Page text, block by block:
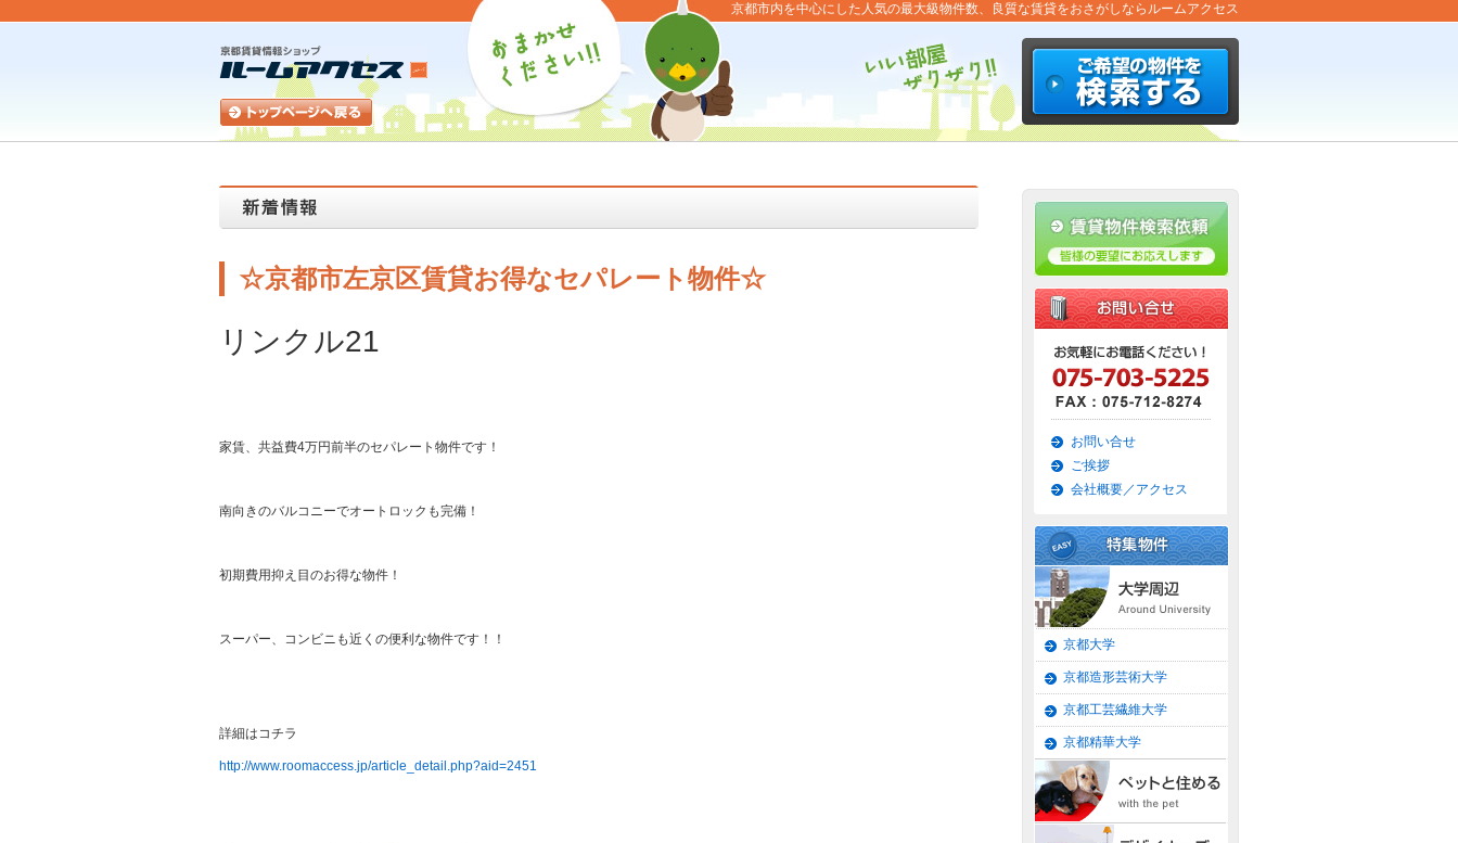
京都市内を中心にした人気の最大級物件数、良質な賃貸をおさがしならルームアクセス
☆京都市左京区賃貸お得なセパレート物件☆
リンクル21
家賃、共益費4万円前半のセパレート物件です！
南向きのバルコニーでオートロックも完備！
初期費用抑え目のお得な物件！
スーパー、コンビニも近くの便利な物件です！！
詳細はコチラ
http://www.roomaccess.jp/article_detail.php?aid=2451
お問い合せ
ご挨拶
会社概要／アクセス
京都大学
京都造形芸術大学
京都工芸繊維大学
京都精華大学